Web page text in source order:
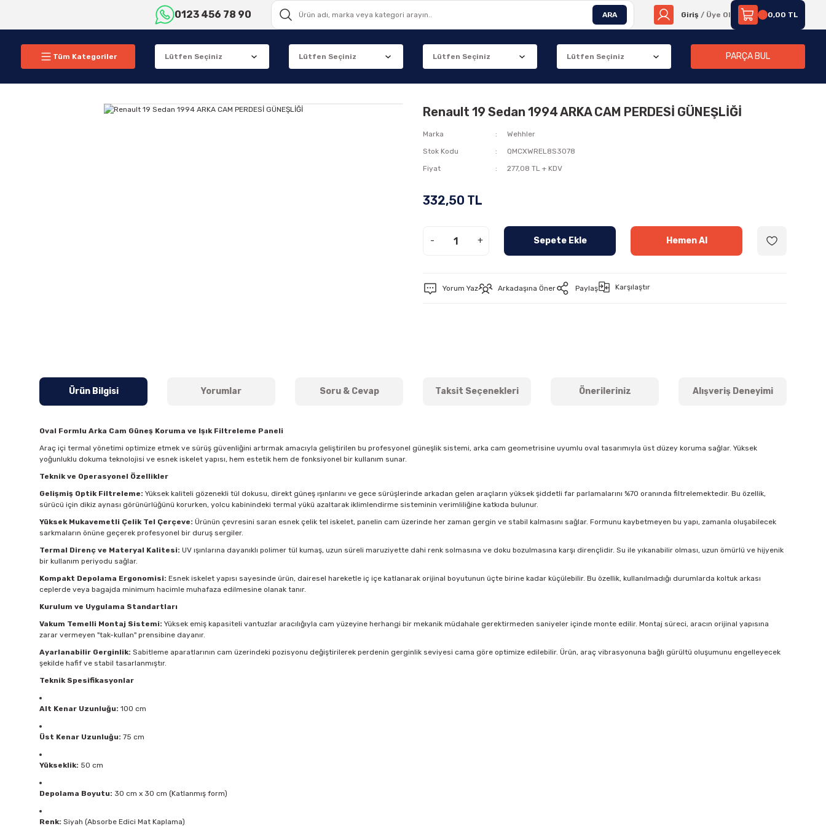
0123 456 78 90 ARA Giriş / Üye Ol 0,00 TL
Tüm Kategoriler PARÇA BUL
Renault 19 Sedan 1994 ARKA CAM PERDESİ GÜNEŞLİĞİ
Marka
Wehhler
Stok Kodu
QMCXWREL8S3078
Fiyat
277,08 TL + KDV
332,50 TL
- + Sepete Ekle Hemen Al
Yorum Yaz Arkadaşına Öner Paylaş Karşılaştır
Ürün Bilgisi Yorumlar Soru & Cevap Taksit Seçenekleri Önerileriniz Alışveriş Deneyimi
Oval Formlu Arka Cam Güneş Koruma ve Işık Filtreleme Paneli
Araç içi termal yönetimi optimize etmek ve sürüş güvenliğini artırmak amacıyla geliştirilen bu profesyonel güneşlik sistemi, arka cam geometrisine uyumlu oval tasarımıyla üst düzey koruma sağlar. Yüksek
yoğunluklu dokuma teknolojisi ve esnek iskelet yapısı, hem estetik hem de fonksiyonel bir kullanım sunar.
Teknik ve Operasyonel Özellikler
Gelişmiş Optik Filtreleme: Yüksek kaliteli gözenekli tül dokusu, direkt güneş ışınlarını ve gece sürüşlerinde arkadan gelen araçların yüksek şiddetli far parlamalarını %70 oranında filtrelemektedir. Bu özellik,
sürücü için dikiz aynası görünürlüğünü korurken, yolcu kabinindeki termal yükü azaltarak iklimlendirme sisteminin verimliliğine katkıda bulunur.
Yüksek Mukavemetli Çelik Tel Çerçeve: Ürünün çevresini saran esnek çelik tel iskelet, panelin cam üzerinde her zaman gergin ve stabil kalmasını sağlar. Formunu kaybetmeyen bu yapı, zamanla oluşabilecek
sarkmaların önüne geçerek profesyonel bir duruş sergiler.
Termal Direnç ve Materyal Kalitesi: UV ışınlarına dayanıklı polimer tül kumaş, uzun süreli maruziyette dahi renk solmasına ve doku bozulmasına karşı dirençlidir. Su ile yıkanabilir olması, uzun ömürlü ve hijyenik
bir kullanım periyodu sağlar.
Kompakt Depolama Ergonomisi: Esnek iskelet yapısı sayesinde ürün, dairesel hareketle iç içe katlanarak orijinal boyutunun üçte birine kadar küçülebilir. Bu özellik, kullanılmadığı durumlarda koltuk arkası
ceplerde veya bagajda minimum hacimle muhafaza edilmesine olanak tanır.
Kurulum ve Uygulama Standartları
Vakum Temelli Montaj Sistemi: Yüksek emiş kapasiteli vantuzlar aracılığıyla cam yüzeyine herhangi bir mekanik müdahale gerektirmeden saniyeler içinde monte edilir. Montaj süreci, aracın orijinal yapısına
zarar vermeyen "tak-kullan" prensibine dayanır.
Ayarlanabilir Gerginlik: Sabitleme aparatlarının cam üzerindeki pozisyonu değiştirilerek perdenin gerginlik seviyesi cama göre optimize edilebilir. Ürün, araç vibrasyonuna bağlı gürültü oluşumunu engelleyecek
şekilde hafif ve stabil tasarlanmıştır.
Teknik Spesifikasyonlar
Alt Kenar Uzunluğu: 100 cm
Üst Kenar Uzunluğu: 75 cm
Yükseklik: 50 cm
Depolama Boyutu: 30 cm x 30 cm (Katlanmış form)
Renk: Siyah (Absorbe Edici Mat Kaplama)